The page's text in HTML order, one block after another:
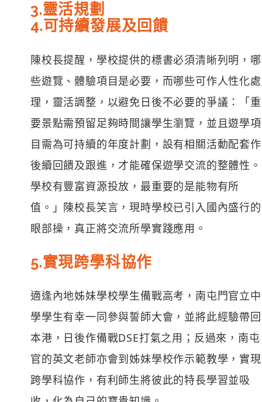
3.靈活規劃
4.可持續發展及回饋
陳校長提醒，學校提供的標書必須清晰列明，哪
些遊覽、體驗項目是必要，而哪些可作人性化處
理，靈活調整，以避免日後不必要的爭議：「重
要景點需預留足夠時間讓學生瀏覽，並且遊學項
目需為可持續的年度計劃，設有相關活動配套作
後續回饋及跟進，才能確保遊學交流的整體性。
學校有豐富資源投放，最重要的是能物有所
值。」陳校長笑言，現時學校已引入國內盛行的
眼部操，真正將交流所學實踐應用。
5.實現跨學科協作
適逢內地姊妹學校學生備戰高考，南屯門官立中
學學生有幸一同參與誓師大會，並將此經驗帶回
本港，日後作備戰DSE打氣之用；反過來，南屯
官的英文老師亦會到姊妹學校作示範教學，實現
跨學科協作，有利師生將彼此的特長學習並吸